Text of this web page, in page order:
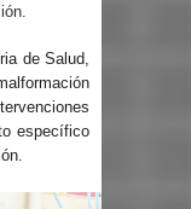
de Salud,
específico